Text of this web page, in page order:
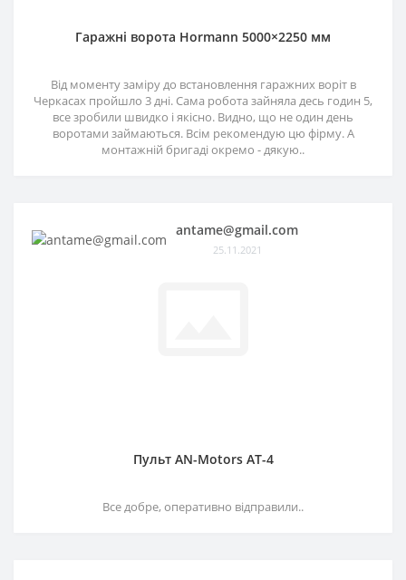
Гаражні ворота Hormann 5000×2250 мм
Від моменту заміру до встановлення гаражних воріт в
Черкасах пройшло 3 дні. Сама робота зайняла десь годин 5,
все зробили швидко і якісно. Видно, що не один день
воротами займаються. Всім рекомендую цю фірму. А
монтажній бригаді окремо - дякую..
antame@gmail.com
25.11.2021
Пульт AN-Motors AT-4
Все добре, оперативно відправили..